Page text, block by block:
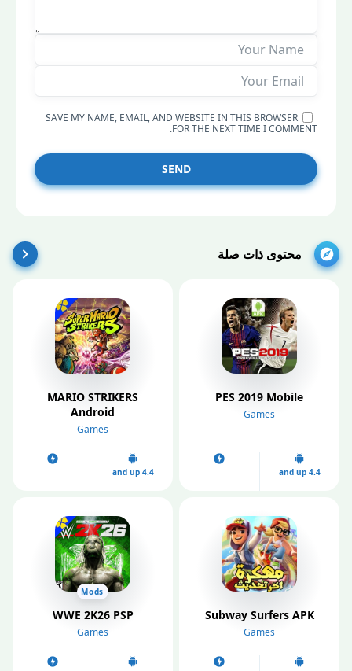
SAVE MY NAME, EMAIL, AND WEBSITE IN THIS BROWSER
FOR THE NEXT TIME I COMMENT.
SEND
محتوى ذات صلة
PES 2019 Mobile
Games
4.4 and up
MARIO STRIKERS
Android
Games
4.4 and up
Subway Surfers APK
Games
Mods
WWE 2K26 PSP
Games